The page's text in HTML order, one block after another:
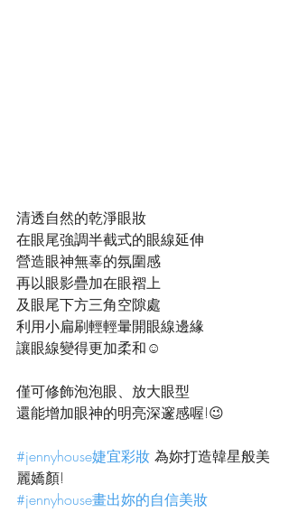
清透自然的乾淨眼妝
在眼尾強調半截式的眼線延伸
營造眼神無辜的氛圍感
再以眼影疊加在眼褶上
及眼尾下方三角空隙處
利用小扁刷輕輕暈開眼線邊緣
讓眼線變得更加柔和☺️
僅可修飾泡泡眼、放大眼型
還能增加眼神的明亮深邃感喔!😉
#jennyhouse婕宜彩妝 為妳打造韓星般美
麗嬌顏!
#jennyhouse畫出妳的自信美妝